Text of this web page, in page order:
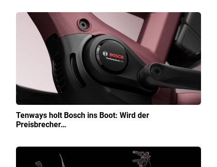
Tenways holt Bosch ins Boot: Wird der
Preisbrecher…